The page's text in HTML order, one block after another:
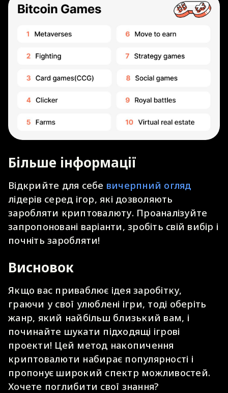
Більше інформації
Відкрийте для себе вичерпний огляд
лідерів серед ігор, які дозволяють
заробляти криптовалюту. Проаналізуйте
запропоновані варіанти, зробіть свій вибір і
почніть заробляти!
Висновок
Якщо вас приваблює ідея заробітку,
граючи у свої улюблені ігри, тоді оберіть
жанр, який найбільш близький вам, і
починайте шукати підходящі ігрові
проекти! Цей метод накопичення
криптовалюти набирає популярності і
пропонує широкий спектр можливостей.
Хочете поглибити свої знання?